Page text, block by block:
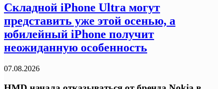
Складной iPhone Ultra могут
представить уже этой осенью, а
юбилейный iPhone получит
неожиданную особенность
07.08.2026